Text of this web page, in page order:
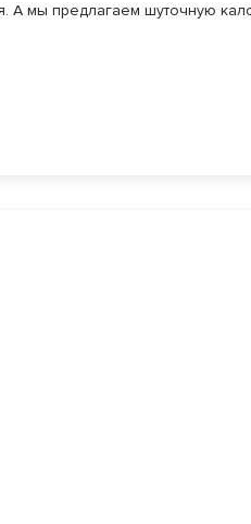
А мы предлагаем шуточную